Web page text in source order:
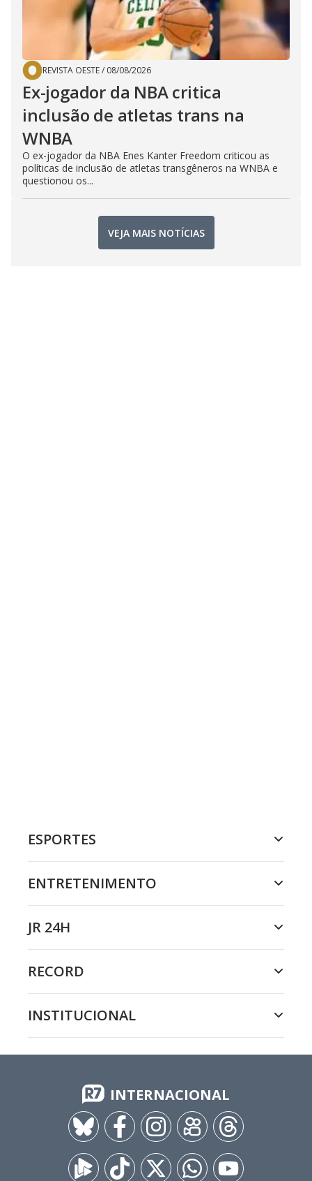
REVISTA OESTE/ 08/08/2026
Ex-jogador da NBA critica
inclusão de atletas trans na
WNBA
O ex-jogador da NBA Enes Kanter Freedom criticou as
políticas de inclusão de atletas transgêneros na WNBA e
questionou os...
VEJA MAIS NOTÍCIAS
ESPORTES
ENTRETENIMENTO
JR 24H
RECORD
INSTITUCIONAL
INTERNACIONAL